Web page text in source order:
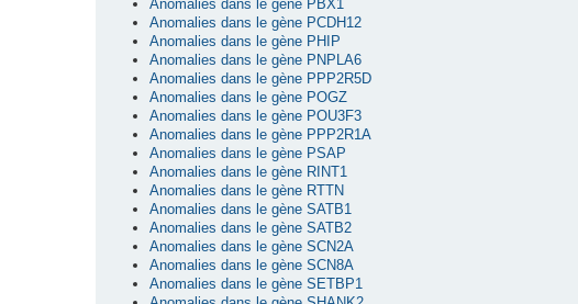
Anomalies dans le gène PBX1
Anomalies dans le gène PCDH12
Anomalies dans le gène PHIP
Anomalies dans le gène PNPLA6
Anomalies dans le gène PPP2R5D
Anomalies dans le gène POGZ
Anomalies dans le gène POU3F3
Anomalies dans le gène PPP2R1A
Anomalies dans le gène PSAP
Anomalies dans le gène RINT1
Anomalies dans le gène RTTN
Anomalies dans le gène SATB1
Anomalies dans le gène SATB2
Anomalies dans le gène SCN2A
Anomalies dans le gène SCN8A
Anomalies dans le gène SETBP1